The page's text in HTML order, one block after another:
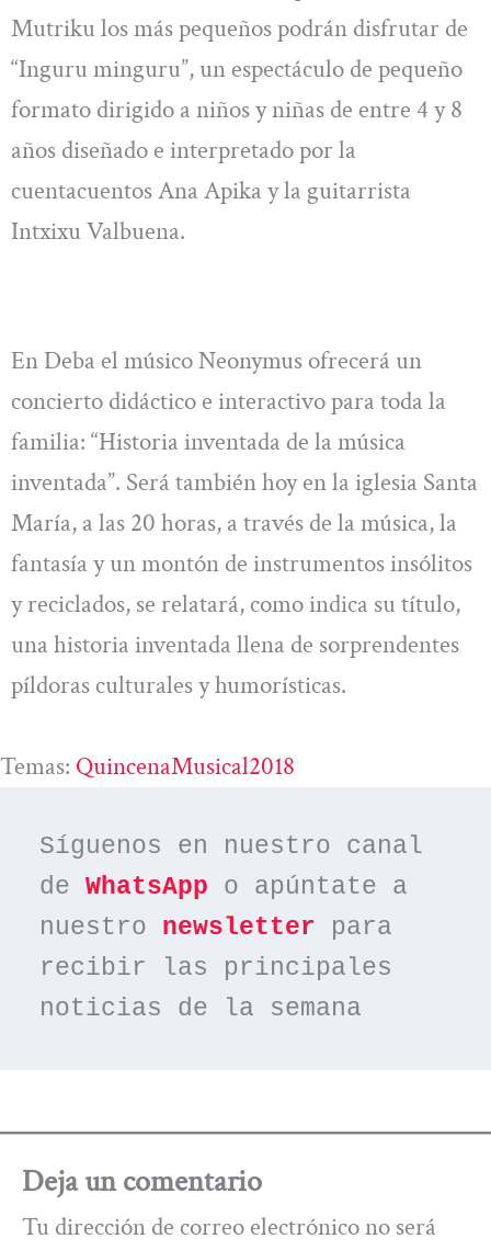
Mutriku los más pequeños podrán disfrutar de
“Inguru minguru”, un espectáculo de pequeño
formato dirigido a niños y niñas de entre 4 y 8
años diseñado e interpretado por la
cuentacuentos Ana Apika y la guitarrista
Intxixu Valbuena.
En Deba el músico Neonymus ofrecerá un
concierto didáctico e interactivo para toda la
familia: “Historia inventada de la música
inventada”. Será también hoy en la iglesia Santa
María, a las 20 horas, a través de la música, la
fantasía y un montón de instrumentos insólitos
y reciclados, se relatará, como indica su título,
una historia inventada llena de sorprendentes
píldoras culturales y humorísticas.
Temas: QuincenaMusical2018
Síguenos en nuestro canal
de WhatsApp o apúntate a
nuestro newsletter para
recibir las principales
noticias de la semana
Deja un comentario
Tu dirección de correo electrónico no será